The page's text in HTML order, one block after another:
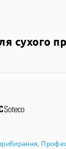
сухого
,